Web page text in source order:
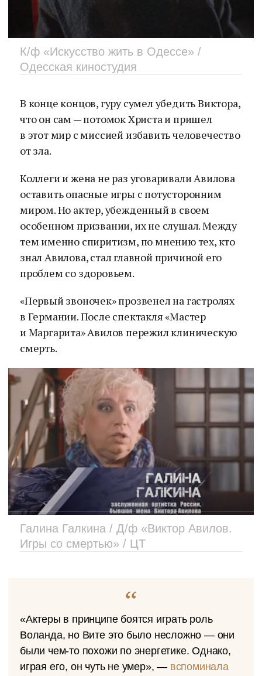
К/ф «Искусство жить в Одессе» /
Одесская киностудия
В конце концов, гуру сумел убедить Виктора,
что он сам — потомок Христа и пришел
в этот мир с миссией избавить человечество
от зла.
Коллеги и жена не раз уговаривали Авилова
оставить опасные игры с потусторонним
миром. Но актер, убежденный в своем
особенном призвании, их не слушал. Между
тем именно спиритизм, по мнению тех, кто
знал Авилова, стал главной причиной его
проблем со здоровьем.
«Первый звоночек» прозвенел на гастролях
в Германии. После спектакля «Мастер
и Маргарита» Авилов пережил клиническую
смерть.
Галина Галкина / Д/ф «Виктор Авилов.
Игры со смертью» / ЦТ
«Актеры в принципе боятся играть роль
Воланда, но Вите это было несложно — они
были чем-то похожи по энергетике. Однако,
играя его, он чуть не умер», — вспоминала